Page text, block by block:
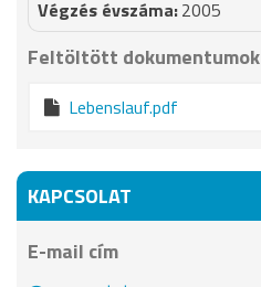
2005
Feltöltött dokumentumok
Lebenslauf.pdf
KAPCSOLAT
E-mail cím